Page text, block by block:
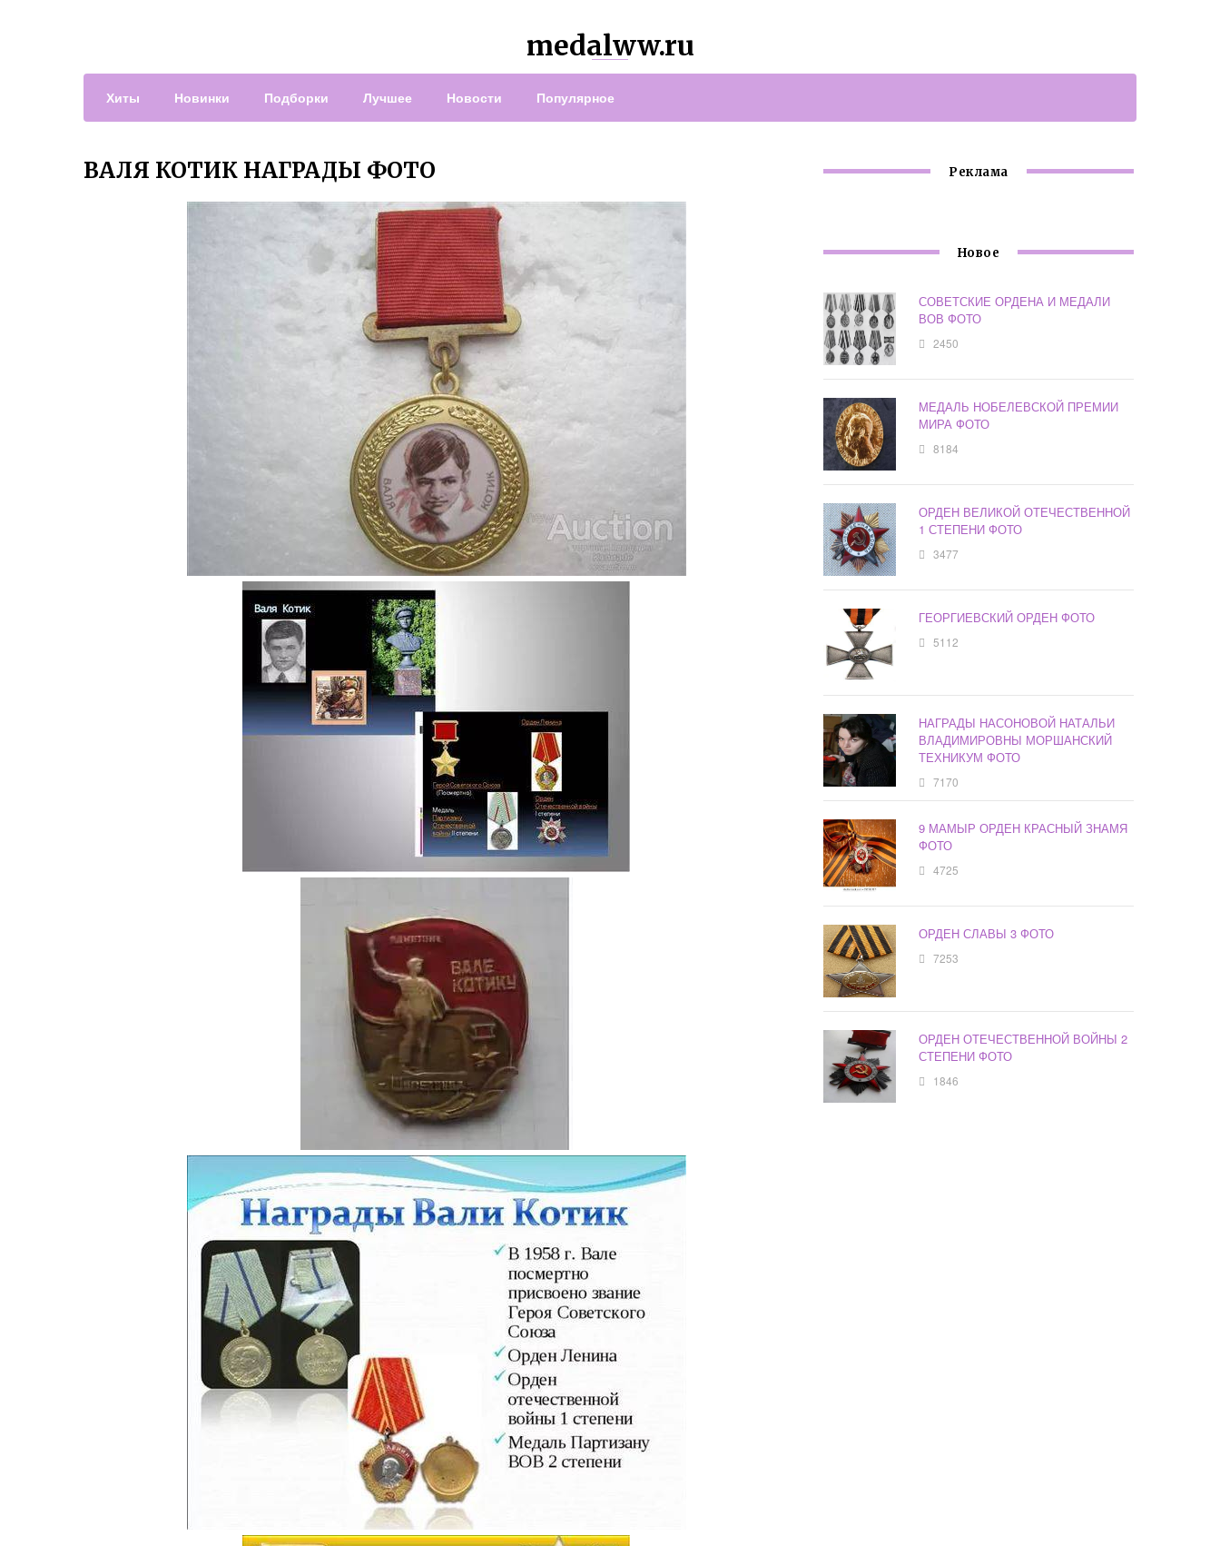
medalww.ru
Хиты Новинки Подборки Лучшее Новости Популярное
ВАЛЯ КОТИК НАГРАДЫ ФОТО Реклама
Новое
СОВЕТСКИЕ ОРДЕНА И МЕДАЛИ
ВОВ ФОТО
2450
МЕДАЛЬ НОБЕЛЕВСКОЙ ПРЕМИИ
МИРА ФОТО
8184
ОРДЕН ВЕЛИКОЙ ОТЕЧЕСТВЕННОЙ
1 СТЕПЕНИ ФОТО
3477
ГЕОРГИЕВСКИЙ ОРДЕН ФОТО
5112
НАГРАДЫ НАСОНОВОЙ НАТАЛЬИ
ВЛАДИМИРОВНЫ МОРШАНСКИЙ
ТЕХНИКУМ ФОТО
7170
9 МАМЫР ОРДЕН КРАСНЫЙ ЗНАМЯ
ФОТО
4725
ОРДЕН СЛАВЫ 3 ФОТО
7253
ОРДЕН ОТЕЧЕСТВЕННОЙ ВОЙНЫ 2
СТЕПЕНИ ФОТО
1846